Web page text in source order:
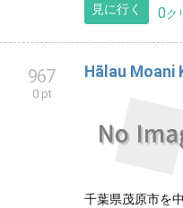
見に行く 0ク
967
0 pt
Hālau Moani
千葉県茂原市を